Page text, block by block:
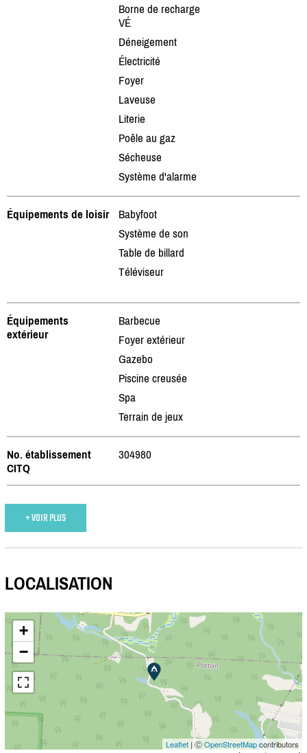
Borne de recharge
VÉ
Déneigement
Électricité
Foyer
Laveuse
Literie
Poêle au gaz
Sécheuse
Système d'alarme
Équipements de loisir
Babyfoot
Système de son
Table de billard
Téléviseur
Équipements
extérieur
Barbecue
Foyer extérieur
Gazebo
Piscine creusée
Spa
Terrain de jeux
No. établissement
CITQ
304980
+ VOIR PLUS
LOCALISATION
+
−
Leaflet | ⒸOpenStreetMapcontributors